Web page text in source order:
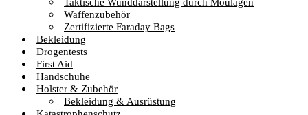
Waffenzubehör
Zertifizierte Faraday Bags
Bekleidung
Drogentests
First Aid
Handschuhe
Holster & Zubehör
Bekleidung & Ausrüstung